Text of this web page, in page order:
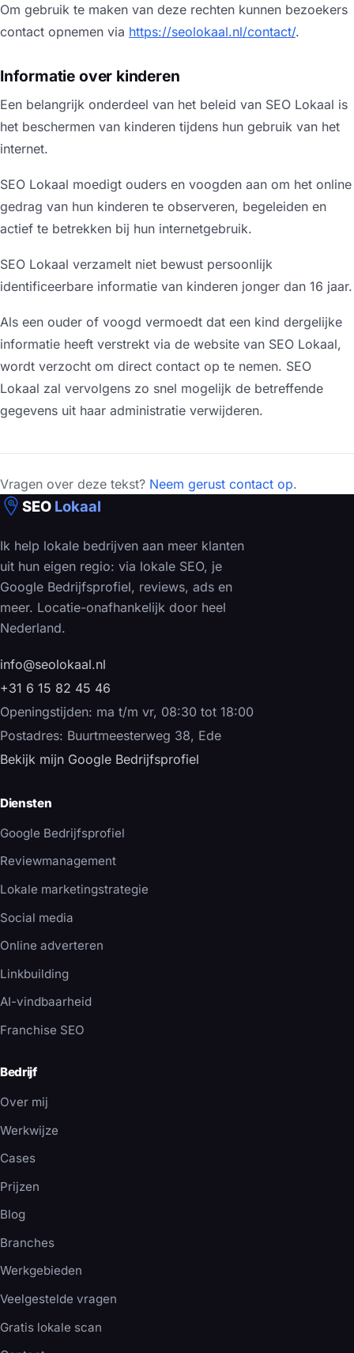
Om gebruik te maken van deze rechten kunnen bezoekers
contact opnemen via https://seolokaal.nl/contact/.
Informatie over kinderen
Een belangrijk onderdeel van het beleid van SEO Lokaal is
het beschermen van kinderen tijdens hun gebruik van het
internet.
SEO Lokaal moedigt ouders en voogden aan om het online
gedrag van hun kinderen te observeren, begeleiden en
actief te betrekken bij hun internetgebruik.
SEO Lokaal verzamelt niet bewust persoonlijk
identificeerbare informatie van kinderen jonger dan 16 jaar.
Als een ouder of voogd vermoedt dat een kind dergelijke
informatie heeft verstrekt via de website van SEO Lokaal,
wordt verzocht om direct contact op te nemen. SEO
Lokaal zal vervolgens zo snel mogelijk de betreffende
gegevens uit haar administratie verwijderen.
Vragen over deze tekst? Neem gerust contact op.
SEO Lokaal
Ik help lokale bedrijven aan meer klanten
uit hun eigen regio: via lokale SEO, je
Google Bedrijfsprofiel, reviews, ads en
meer. Locatie-onafhankelijk door heel
Nederland.
info@seolokaal.nl
+31 6 15 82 45 46
Openingstijden: ma t/m vr, 08:30 tot 18:00
Postadres: Buurtmeesterweg 38, Ede
Bekijk mijn Google Bedrijfsprofiel
Diensten
Google Bedrijfsprofiel
Reviewmanagement
Lokale marketingstrategie
Social media
Online adverteren
Linkbuilding
AI-vindbaarheid
Franchise SEO
Bedrijf
Over mij
Werkwijze
Cases
Prijzen
Blog
Branches
Werkgebieden
Veelgestelde vragen
Gratis lokale scan